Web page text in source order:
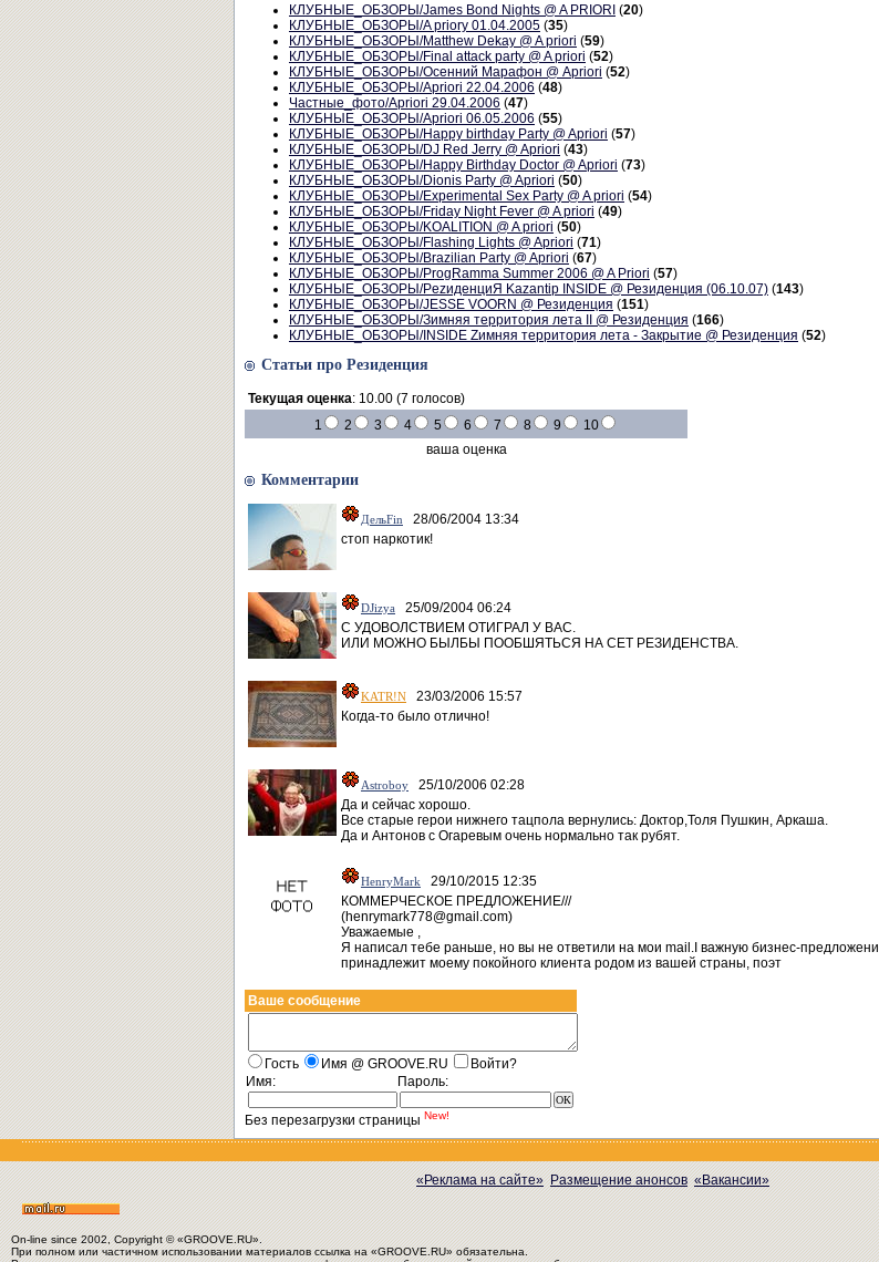
КЛУБНЫЕ_ОБЗОРЫ/James Bond Nights @ A PRIORI (20)
КЛУБНЫЕ_ОБЗОРЫ/A priory 01.04.2005 (35)
КЛУБНЫЕ_ОБЗОРЫ/Matthew Dekay @ A priori (59)
КЛУБНЫЕ_ОБЗОРЫ/Final attack party @ A priori (52)
КЛУБНЫЕ_ОБЗОРЫ/Осенний Марафон @ Apriori (52)
КЛУБНЫЕ_ОБЗОРЫ/Apriori 22.04.2006 (48)
Частные_фото/Apriori 29.04.2006 (47)
КЛУБНЫЕ_ОБЗОРЫ/Apriori 06.05.2006 (55)
КЛУБНЫЕ_ОБЗОРЫ/Happy birthday Party @ Apriori (57)
КЛУБНЫЕ_ОБЗОРЫ/DJ Red Jerry @ Apriori (43)
КЛУБНЫЕ_ОБЗОРЫ/Happy Birthday Doctor @ Apriori (73)
КЛУБНЫЕ_ОБЗОРЫ/Dionis Party @ Apriori (50)
КЛУБНЫЕ_ОБЗОРЫ/Experimental Sex Party @ A priori (54)
КЛУБНЫЕ_ОБЗОРЫ/Friday Night Fever @ A priori (49)
КЛУБНЫЕ_ОБЗОРЫ/KOALITION @ A priori (50)
КЛУБНЫЕ_ОБЗОРЫ/Flashing Lights @ Apriori (71)
КЛУБНЫЕ_ОБЗОРЫ/Brazilian Party @ Apriori (67)
КЛУБНЫЕ_ОБЗОРЫ/ProgRamma Summer 2006 @ A Priori (57)
КЛУБНЫЕ_ОБЗОРЫ/PezиденциЯ Kazantip INSIDE @ Резиденция (06.10.07) (143)
КЛУБНЫЕ_ОБЗОРЫ/JESSE VOORN @ Резиденция (151)
КЛУБНЫЕ_ОБЗОРЫ/Зимняя территория лета II @ Резиденция (166)
КЛУБНЫЕ_ОБЗОРЫ/INSIDE Zимняя территория лета - Закрытие @ Резиденция (52)
Статьи про Резиденция
Текущая оценка: 10.00 (7 голосов)
1
2 3 4 5 6 7 8 9
10
ваша оценка
Комментарии
ДельFin
28/06/2004 13:34
стоп наркотик!
DJizya 25/09/2004 06:24
С УДОВОЛСТВИЕМ ОТИГРАЛ У ВАС.
ИЛИ МОЖНО БЫЛБЫ ПООБШЯТЬСЯ НА СЕТ РЕЗИДЕНСТВА.
KATR!N 23/03/2006 15:57
Когда-то было отлично!
Astroboy 25/10/2006 02:28
Да и сейчас хорошо.
Все старые герои нижнего тацпола вернулись: Доктор,Толя Пушкин, Аркаша.
Да и Антонов с Огаревым очень нормально так рубят.
HenryMark
29/10/2015 12:35
КОММЕРЧЕСКОЕ ПРЕДЛОЖЕНИЕ///
(henrymark778@gmail.com)
Уважаемые ,
Я написал тебе раньше, но вы не ответили на мои mail.I важную бизнес-
принадлежит моему покойного клиента родом из вашей страны, поэт
Ваше сообщение
Гость Имя @ GROOVE.RU
Войти?
Имя:
Пароль:
Без перезагрузки страницы New!
«Реклама на сайте» Размещение анонсов «Вакансии»
On-line since 2002, Copyright © «GROOVE.RU».
При полном или частичном использовании материалов ссылка на «GROOVE.RU» обязательна.